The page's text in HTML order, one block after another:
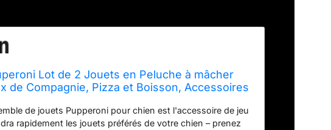
Lot de 2 Jouets en Peluche à mâcher
de Compagnie, Pizza et Boisson, Accessoires
de jouets Pupperoni pour chien est l'accessoire de jeu
rapidement les jouets préférés de votre chien – prenez